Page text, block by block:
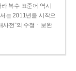
복수 표준어 역시
는 2011년을 시작으
사전”의 수정ㆍ보완